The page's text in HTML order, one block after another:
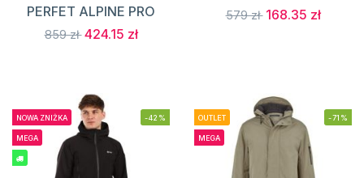
PERFET ALPINE PRO
859 zł 424.15 zł
579 zł 168.35 zł
NOWA ZNIŻKA
MEGA
-42% OUTLET
MEGA
-71%